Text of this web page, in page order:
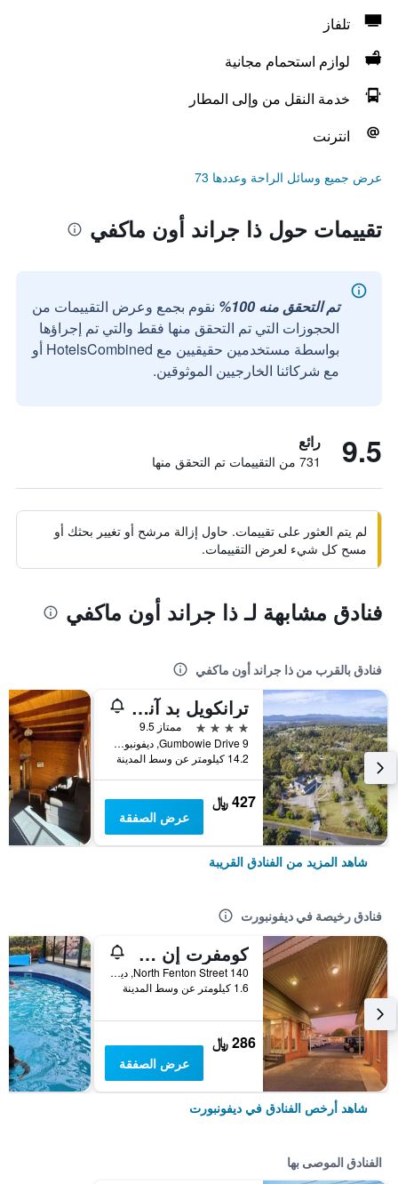
تلفاز
لوازم استحمام مجانية
خدمة النقل من وإلى المطار
انترنت
عرض جميع وسائل الراحة وعددها 73
تقييمات حول ذا جراند أون ماكفي
تم التحقق منه 100%
نقوم بجمع وعرض التقييمات من
الحجوزات التي تم التحقق منها فقط والتي تم إجراؤها
بواسطة مستخدمين حقيقيين مع HotelsCombined أو
مع شركائنا الخارجيين الموثوقين.
9.5 رائع
731 من التقييمات تم التحقق منها
لم يتم العثور على تقييمات. حاول إزالة مرشح أو تغيير بحثك أو
مسح كل شيء لعرض التقييمات.
فنادق مشابهة لـ ذا جراند أون ماكفي
فنادق بالقرب من ذا جراند أون ماكفي
ترانكويل بد آند بركفاست
4 نجوم
ممتاز 9.5
9 Gumbowie Drive, ديفونبورت, TAS, أستراليا
14.2 كيلومتر عن وسط المدينة
427 ﷼
عرض الصفقة
شاهد المزيد من الفنادق القريبة
فنادق رخيصة في ديفونبورت
كومفرت إن ديفونبورت
140 North Fenton Street, ديفونبورت, TAS, أستراليا
1.6 كيلومتر عن وسط المدينة
286 ﷼
عرض الصفقة
شاهد أرخص الفنادق في ديفونبورت
الفنادق الموصى بها